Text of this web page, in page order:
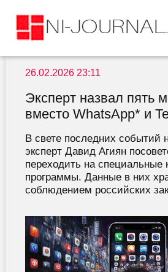
26.02.2026 23:11
Эксперт назвал пять
вместо WhatsApp* и
В свете последних событий
эксперт Давид Агиян
переходить на специальные
программы. Данные в них
соблюдением российских